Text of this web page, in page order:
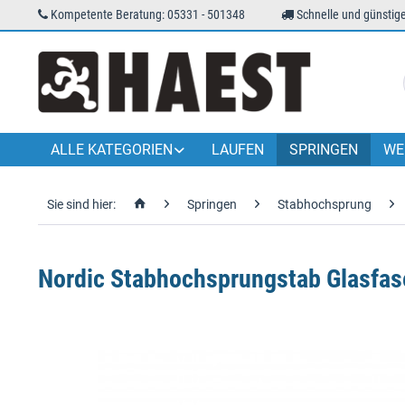
Kompetente Beratung: 05331 - 501348 Schnelle und
ALLE KATEGORIEN LAUFEN SPRINGEN
Sie sind hier: Springen Stabhochsprung
Nordic Stabhochsprungstab